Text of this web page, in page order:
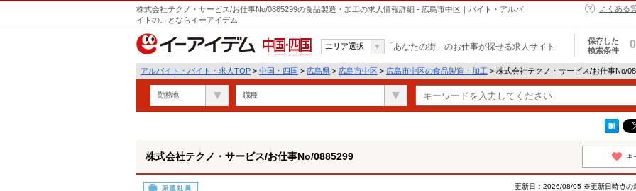
株式会社テクノ・サービス/お仕事No/0885299の食品製造・加工の求人情報詳細 - 広島市中区｜バイト・アルバ
イトのことならイーアイデム
よくある
中国・四国
エリア選択 「あなたの街」のお仕事が探せる求人サイト
保存した
検索条件
0
アルバイト・バイト・求人TOP > 中国・四国 > 広島県 > 広島市中区 > 広島市中区の食品製造・加工 > 株式会社テクノ・サービス/お仕事No/
勤務地 職種
株式会社テクノ・サービス/お仕事No/0885299 キ
更新日：2026/08/05 ※更新日時点の